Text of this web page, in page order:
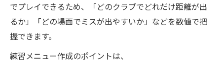
でプレイできるため、「どのクラブでどれだけ距離が出
るか」「どの場面でミスが出やすいか」などを数値で把
握できます。
練習メニュー作成のポイントは、